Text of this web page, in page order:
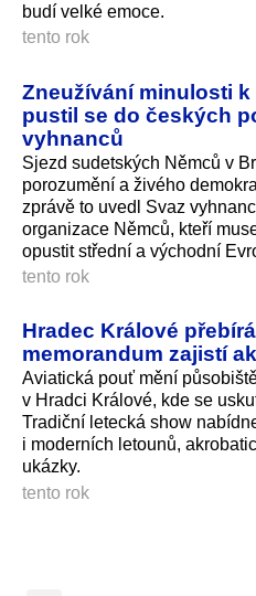
budí velké emoce.
tento rok
Zneužívání minulosti
pustil se do českých
vyhnanců
Sjezd sudetských Němců v
porozumění a živého
zprávě to uvedl Svaz
organizace Němců, kteří
opustit střední a východní
tento rok
Hradec Králové
memorandum zajistí
Aviatická pouť mění
v Hradci Králové, kde se
Tradiční letecká show
i moderních letounů,
ukázky.
tento rok